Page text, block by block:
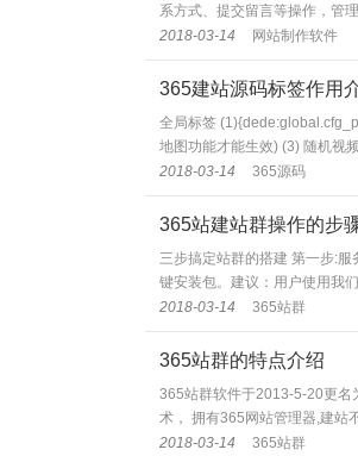
系方式、提交留言等操作，管
2018-03-14
网站制作软件
365建站源码标签作用
全局标签
地图功能才能生效) (3) 随机视
2018-03-14
365源码
365站建站群操作的步
三步搞定站群的搭建 第一步:
键安装包。建议：用户使用我
2018-03-14
365站群
365站群的特点介绍
365站群软件于2013-5-20更名
术， 拥有365网站管理器,建站
2018-03-14
365站群